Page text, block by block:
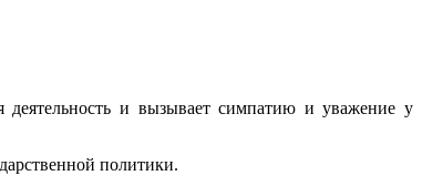
деятельность и вызывает симпатию и уважение у
политики.